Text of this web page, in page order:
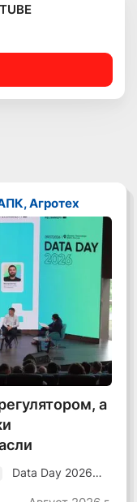
Агротех
а
Data Day 2026
Как сохранять